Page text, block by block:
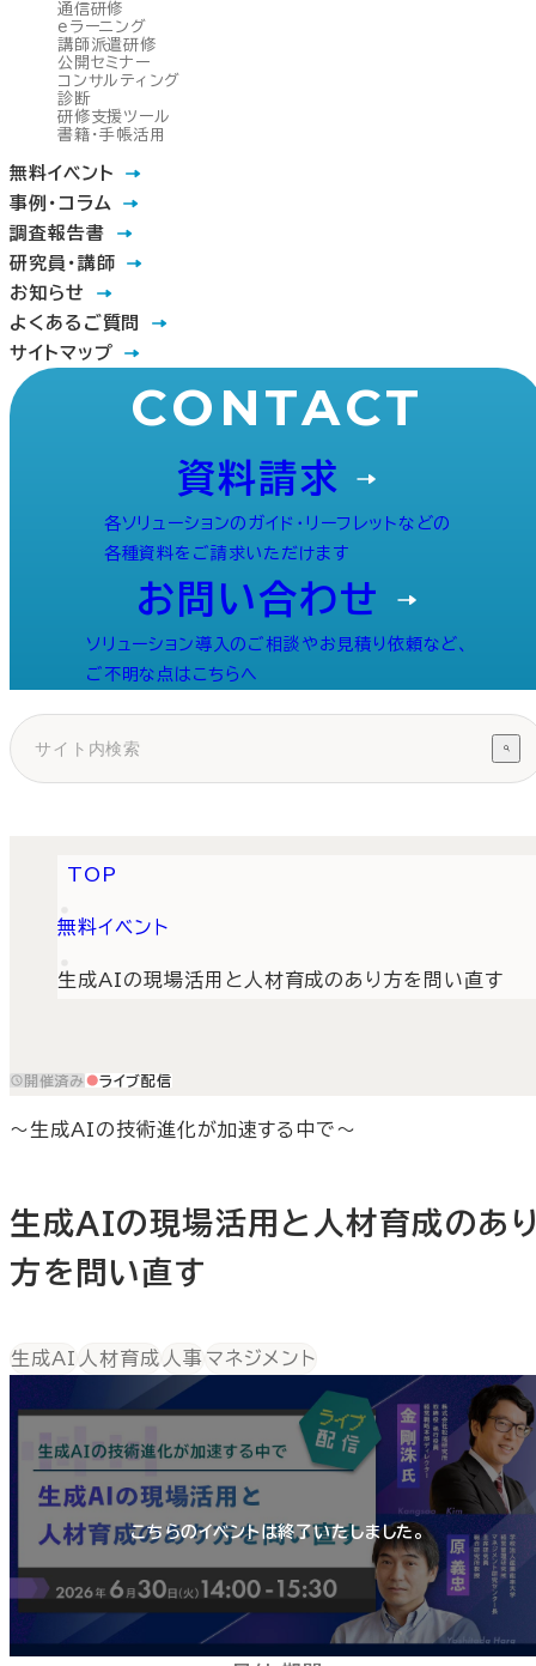
通信研修
eラーニング
講師派遣研修
公開セミナー
コンサルティング
診断
研修支援ツール
書籍・手帳活用
無料イベント
事例・コラム
調査報告書
研究員・講師
お知らせ
よくあるご質問
サイトマップ
CONTACT
資料請求
各ソリューションのガイド・リーフレットなどの
各種資料をご請求いただけます
お問い合わせ
ソリューション導入のご相談やお見積り依頼など、
ご不明な点はこちらへ
TOP
無料イベント
生成AIの現場活用と人材育成のあり方を問い直す
開催済み ライブ配信
～生成AIの技術進化が加速する中で～
生成AIの現場活用と人材育成のあ
方を問い直す
生成AI 人材育成 人事 マネジメント
こちらのイベントは終了いたしました。